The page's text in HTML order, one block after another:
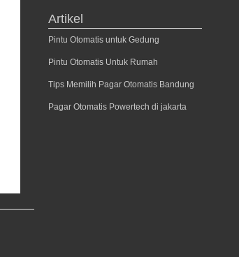
Artikel
Pintu Otomatis untuk Gedung
Pintu Otomatis Untuk Rumah
Tips Memilih Pagar Otomatis Bandung
Pagar Otomatis Powertech di jakarta